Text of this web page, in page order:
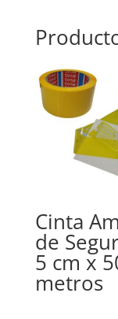
Cinta
de
5 cm x
metros